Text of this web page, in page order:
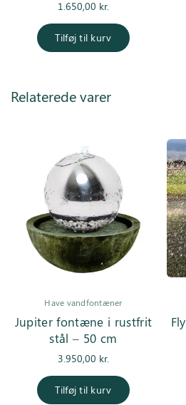
1.650,00 kr.
Tilføj til kurv
Relaterede varer
Have vandfontæner
Jupiter fontæne i rustfrit
stål – 50 cm
3.950,00 kr.
Tilføj til kurv